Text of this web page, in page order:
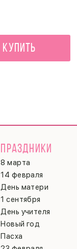
Купить
ПРАЗДНИКИ
8 марта
14 февраля
День матери
1 сентября
День учителя
Новый год
Пасха